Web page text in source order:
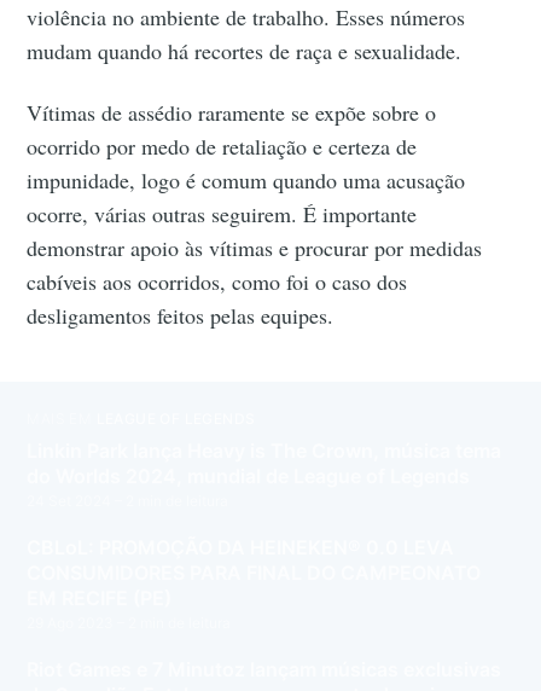
violência no ambiente de trabalho. Esses números
mudam quando há recortes de raça e sexualidade.
Vítimas de assédio raramente se expõe sobre o
ocorrido por medo de retaliação e certeza de
impunidade, logo é comum quando uma acusação
ocorre, várias outras seguirem. É importante
demonstrar apoio às vítimas e procurar por medidas
cabíveis aos ocorridos, como foi o caso dos
desligamentos feitos pelas equipes.